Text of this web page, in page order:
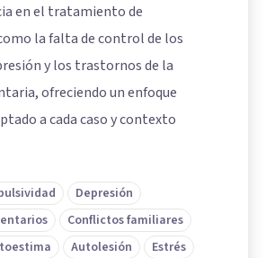
en el tratamiento de
la falta de control de los
y los trastornos de la
ofreciendo un enfoque
a cada caso y contexto
Depresión
Conflictos familiares
Autolesión Estrés